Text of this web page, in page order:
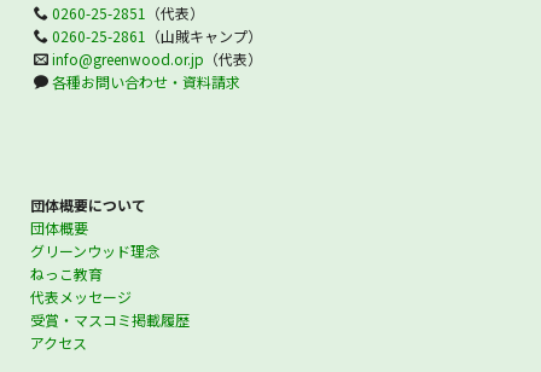
0260-25-2851
（代表）
0260-25-2861
（山賊キャンプ）
info@greenwood.or.jp （代表）
各種お問い合わせ・資料請求
団体概要について
団体概要
グリーンウッド理念
ねっこ教育
代表メッセージ
受賞・マスコミ掲載履歴
アクセス